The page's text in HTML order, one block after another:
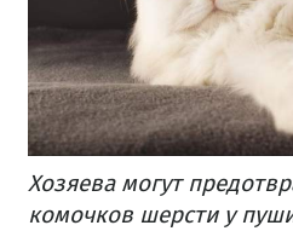
Хозяева могут
комочков шерсти у